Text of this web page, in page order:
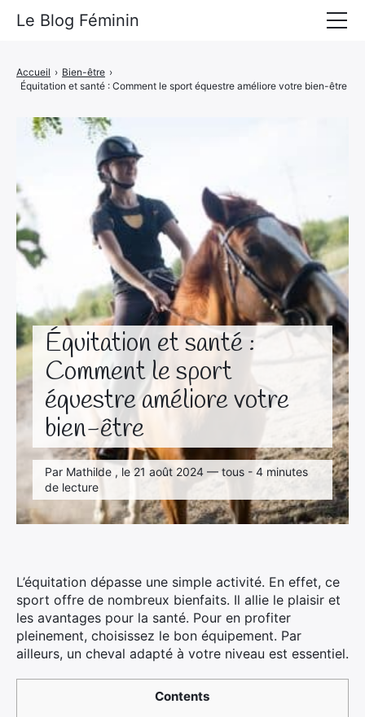
Équitation et santé :
Comment le sport
équestre améliore votre
bien-être
Par Mathilde , le 21 août 2024 — tous - 4 minutes
de lecture
Accueil › Bien-être ›
Équitation et santé : Comment le sport équestre améliore votre bien-être
L’équitation dépasse une simple activité. En effet, ce
sport offre de nombreux bienfaits. Il allie le plaisir et
les avantages pour la santé. Pour en profiter
pleinement, choisissez le bon équipement. Par
ailleurs, un cheval adapté à votre niveau est essentiel.
Contents
Le Blog Féminin
Alimentation
Mode
Bien-être
Voyages
Déco & Maison